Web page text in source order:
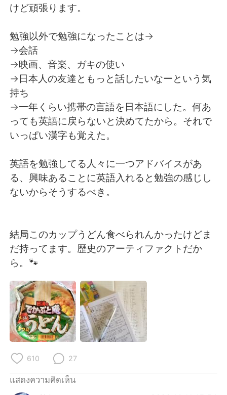
けど頑張ります。
勉強以外で勉強になったことは→
→会話
→映画、音楽、ガキの使い
→日本人の友達ともっと話したいなーという気
持ち
→一年くらい携帯の言語を日本語にした。何あ
っても英語に戻らないと決めてたから。それで
いっぱい漢字も覚えた。
英語を勉強してる人々に一つアドバイスがあ
る、興味あることに英語入れると勉強の感じし
ないからそうするべき。
結局このカップうどん食べられんかったけどま
だ持ってます。歴史のアーティファクトだか
ら。🐾
610 27
แสดงความคิดเห็น